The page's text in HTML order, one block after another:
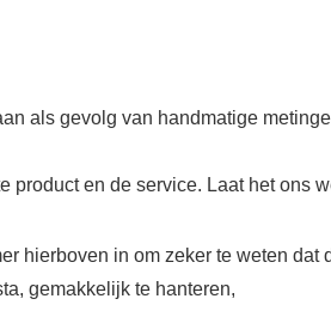
​​als gevolg van handmatige
product en de service. Laat het ons
hierboven in om zeker te weten dat
gemakkelijk te hanteren,